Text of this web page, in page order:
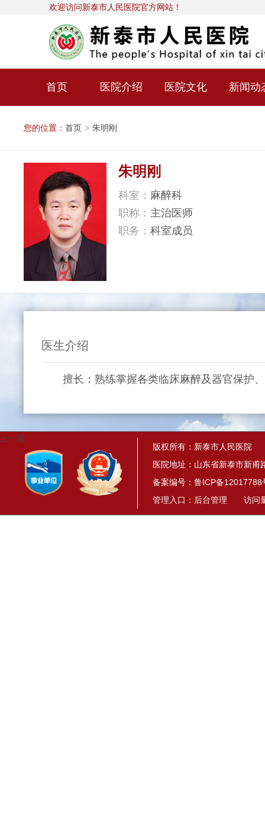
欢迎访问新泰市人民医院官方网站！
首页 医院介绍 医院文化 新闻动
您的位置： 首页 > 朱明刚
朱明刚
科室： 麻醉科
职称： 主治医师
职务： 科室成员
医生介绍
擅长：熟练掌握各类临床麻醉及器官保护、
上一篇
版权所有：新泰市人民医院
医院地址：山东省新泰市新甫
备案编号： 鲁ICP备12017788
管理入口： 后台管理 访问量